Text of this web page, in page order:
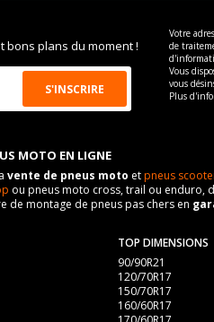
bons plans du moment !
Votre
de
Vous
vous
Plus
MOTO EN LIGNE
vente de pneus moto etpneus
ou pneus moto cross, trail ou enduro,
de montage de pneus pas chers en
TOP DIMENSIONS
90/90R21
120/70R17
150/70R17
160/60R17